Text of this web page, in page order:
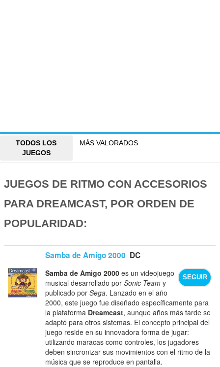
TODOS LOS
JUEGOS
MÁS VALORADOS
JUEGOS DE RITMO CON ACCESORIOS
PARA DREAMCAST, POR ORDEN DE
POPULARIDAD:
Samba de Amigo 2000 DC
SEGUIR
Samba de Amigo 2000 es un videojuego
musical desarrollado porSonic Team y
publicado porSega. Lanzado en el año
2000, este juego fue diseñado específicamente para
la plataforma Dreamcast, aunque años más tarde se
adaptó para otros sistemas. El concepto principal del
juego reside en su innovadora forma de jugar:
utilizando maracas como controles, los jugadores
deben sincronizar sus movimientos con el ritmo de la
música que se reproduce en pantalla.